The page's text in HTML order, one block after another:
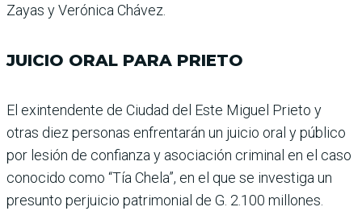
Zayas y Verónica Chávez.
JUICIO ORAL PARA PRIETO
El exintendente de Ciudad del Este Miguel Prieto y
otras diez personas enfrentarán un juicio oral y público
por lesión de confianza y asocia­ción criminal en el caso
cono­cido como “Tía Chela”, en el que se investiga un
presunto perjuicio patrimonial de G. 2.100 millones.